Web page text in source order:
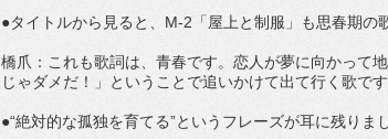
●タイトルから見ると、M-2「屋上と制服」も思春期の
橋爪：これも歌詞は、青春です。恋人が夢に向かって
じゃダメだ！」ということで追いかけて出て行く歌です
●“絶対的な孤独を育てる”というフレーズが耳に残りまし